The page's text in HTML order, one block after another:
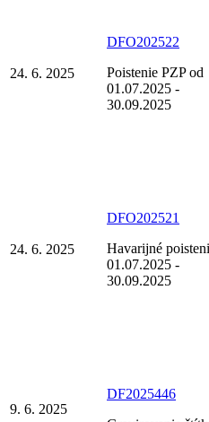
24. 6. 2025
DFO202522
Poistenie PZP od
01.07.2025 -
30.09.2025
24. 6. 2025
DFO202521
Havarijné
01.07.2025 -
30.09.2025
9. 6. 2025
DF2025446